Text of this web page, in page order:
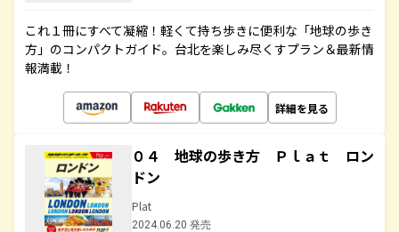
これ１冊にすべて凝縮！軽くて持ち歩きに便利な「地球の歩き
方」のコンパクトガイド。台北を楽しみ尽くすプラン＆最新情
報満載！
詳細を見る
０４ 地球の歩き方 Ｐｌａｔ ロン
ドン
Plat
2024.06.20 発売